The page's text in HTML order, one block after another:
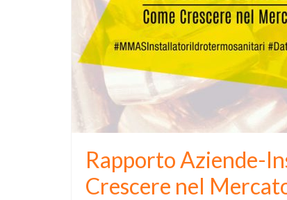
Rapporto Aziende-
Crescere nel